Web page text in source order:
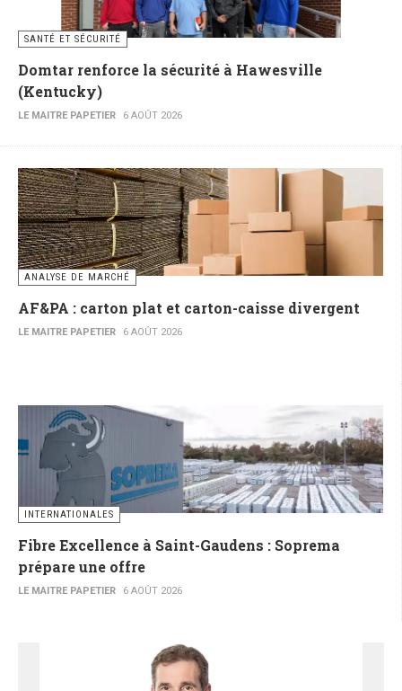
SANTÉ ET SÉCURITÉ
Domtar renforce la sécurité à Hawesville
(Kentucky)
LE MAITRE PAPETIER 6 AOÛT 2026
ANALYSE DE MARCHÉ
AF&PA : carton plat et carton-caisse divergent
LE MAITRE PAPETIER 6 AOÛT 2026
INTERNATIONALES
Fibre Excellence à Saint-Gaudens : Soprema
prépare une offre
LE MAITRE PAPETIER 6 AOÛT 2026